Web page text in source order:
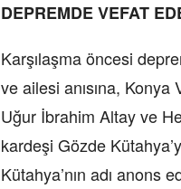
DEPREMDE VEFAT
Karşılaşma öncesi
ve ailesi anısına,
Uğur İbrahim Altay ve
kardeşi Gözde
Kütahya’nın adı anons